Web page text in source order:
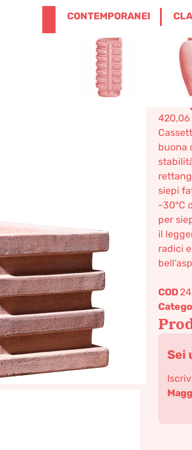
0,00€
0 ENGLISH
CONTEMPORANEI
CASSETTE /
420,06
buona
siepi
-30°C
per
il
radici
COD
Sei